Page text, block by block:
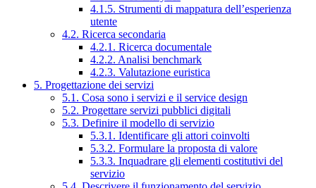
4.1.5. Strumenti di mappatura dell’esperienza
utente
4.2. Ricerca secondaria
4.2.1. Ricerca documentale
4.2.2. Analisi benchmark
4.2.3. Valutazione euristica
5. Progettazione dei servizi
5.1. Cosa sono i servizi e il service design
5.2. Progettare servizi pubblici digitali
5.3. Definire il modello di servizio
5.3.1. Identificare gli attori coinvolti
5.3.2. Formulare la proposta di valore
5.3.3. Inquadrare gli elementi costitutivi del
servizio